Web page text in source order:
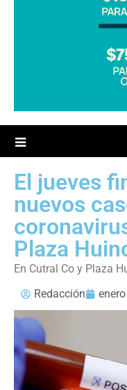
El jueves
nuevos
Plaza
En Cutral Co y Plaza
Redacción